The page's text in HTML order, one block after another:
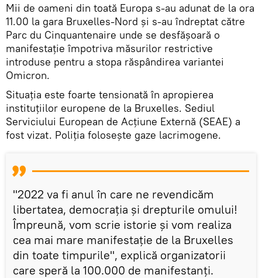
Mii de oameni din toată Europa s-au adunat de la ora
11.00 la gara Bruxelles-Nord și s-au îndreptat către
Parc du Cinquantenaire unde se desfășoară o
manifestație împotriva măsurilor restrictive
introduse pentru a stopa răspândirea variantei
Omicron.
Situația este foarte tensionată în apropierea
instituțiilor europene de la Bruxelles. Sediul
Serviciului European de Acțiune Externă (SEAE) a
fost vizat. Poliția folosește gaze lacrimogene.
"2022 va fi anul în care ne revendicăm
libertatea, democrația și drepturile omului!
Împreună, vom scrie istorie și vom realiza
cea mai mare manifestație de la Bruxelles
din toate timpurile", explică organizatorii
care speră la 100.000 de manifestanți.